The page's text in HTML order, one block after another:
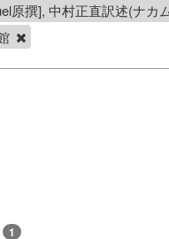
原撰], 中村正直訳述(ナカ
1